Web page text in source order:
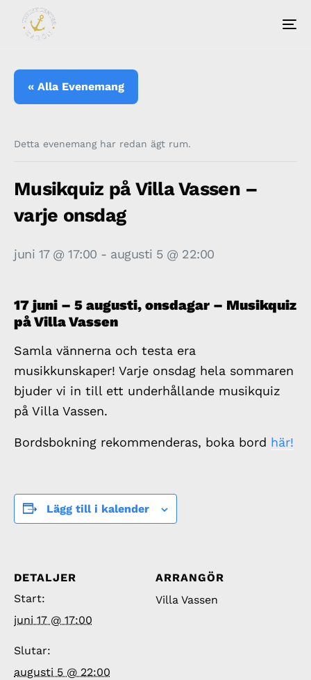
« Alla Evenemang
Detta evenemang har redan ägt rum.
Musikquiz på Villa Vassen –
varje onsdag
juni 17 @ 17:00 - augusti 5 @ 22:00
17 juni – 5 augusti, onsdagar – Musikquiz
på Villa Vassen
Samla vännerna och testa era
musikkunskaper! Varje onsdag hela sommaren
bjuder vi in till ett underhållande musikquiz
på Villa Vassen.
Bordsbokning rekommenderas, boka bord här!
Lägg till i kalender
DETALJER
Start:
juni 17 @ 17:00
Slutar:
augusti 5 @ 22:00
ARRANGÖR
Villa Vassen